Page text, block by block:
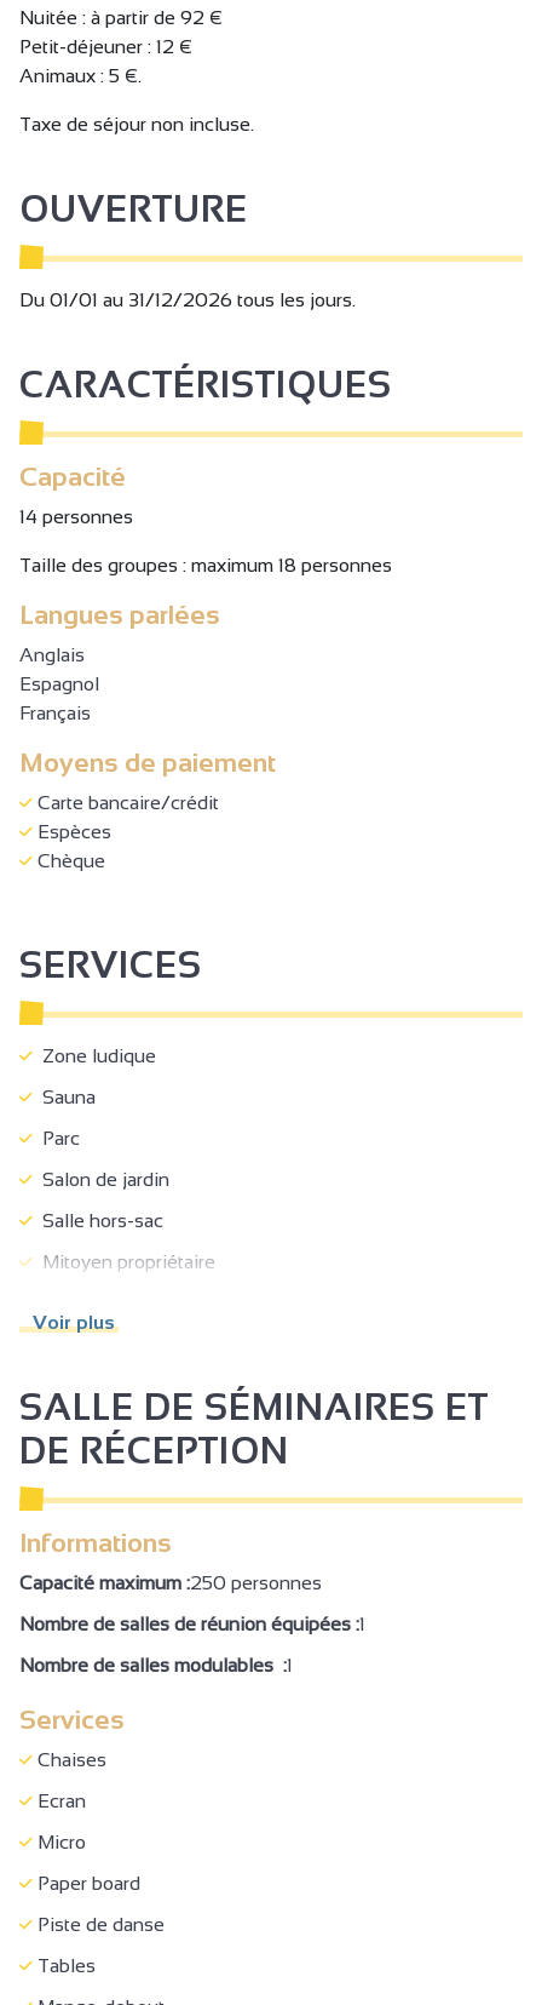
Nuitée : à partir de 92 €
Petit-déjeuner : 12 €
Animaux : 5 €.
Taxe de séjour non incluse.
OUVERTURE
Du 01/01 au 31/12/2026 tous les jours.
CARACTÉRISTIQUES
Capacité
14 personnes
Taille des groupes : maximum 18 personnes
Langues parlées
Anglais
Espagnol
Français
Moyens de paiement
Carte bancaire/crédit
Espèces
Chèque
SERVICES
Zone ludique
Sauna
Parc
Salon de jardin
Salle hors-sac
Mitoyen propriétaire
Documentation Touristique
Gestion libre
Petit déjeuner
Location de salles
Non fumeur
Cuisine
Draps compris
Four
Lave vaisselle
Micro-ondes
Réfrigérateur
Télévision
Accès Internet privatif Wifi
Douche
Voir plus
SALLE DE SÉMINAIRES ET
DE RÉCEPTION
Informations
Capacité maximum :250 personnes
Nombre de salles de réunion équipées :1
Nombre de salles modulables :1
Services
Chaises
Ecran
Micro
Paper board
Piste de danse
Tables